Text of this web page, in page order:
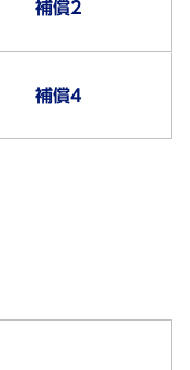
補償2
補償4